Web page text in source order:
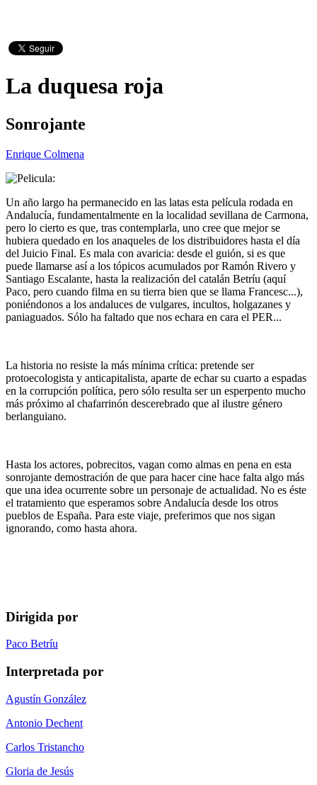
La duquesa roja
Sonrojante
Enrique Colmena
Un año largo ha permanecido en las latas esta película rodada en
Andalucía, fundamentalmente en la localidad sevillana de Carmona,
pero lo cierto es que, tras contemplarla, uno cree que mejor se
hubiera quedado en los anaqueles de los distribuidores hasta el día
del Juicio Final. Es mala con avaricia: desde el guión, si es que
puede llamarse así a los tópicos acumulados por Ramón Rivero y
Santiago Escalante, hasta la realización del catalán Betríu (aquí
Paco, pero cuando filma en su tierra bien que se llama Francesc...),
poniéndonos a los andaluces de vulgares, incultos, holgazanes y
paniaguados. Sólo ha faltado que nos echara en cara el PER...
La historia no resiste la más mínima crítica: pretende ser
protoecologista y anticapitalista, aparte de echar su cuarto a espadas
en la corrupción política, pero sólo resulta ser un esperpento mucho
más próximo al chafarrinón descerebrado que al ilustre género
berlanguiano.
Hasta los actores, pobrecitos, vagan como almas en pena en esta
sonrojante demostración de que para hacer cine hace falta algo más
que una idea ocurrente sobre un personaje de actualidad. No es éste
el tratamiento que esperamos sobre Andalucía desde los otros
pueblos de España. Para este viaje, preferimos que nos sigan
ignorando, como hasta ahora.
Dirigida por
Paco Betríu
Interpretada por
Agustín González
Antonio Dechent
Carlos Tristancho
Gloria de Jesús